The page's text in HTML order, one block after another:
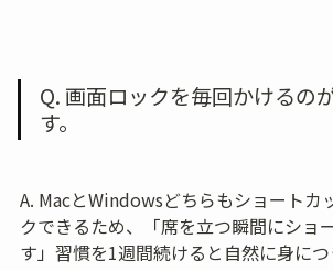
Q. 画面ロックを毎回かけるの
す。
A. MacとWindowsどちらもショートカ
クできるため、「席を立つ瞬間にショ
す」習慣を1週間続けると自然に身につ